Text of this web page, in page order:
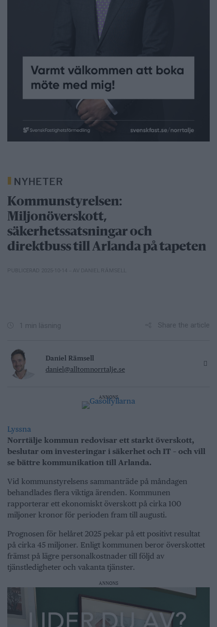
NYHETER
Kommunstyrelsen:
Miljonöverskott,
säkerhetssatsningar och
direktbuss till Arlanda på tapeten
PUBLICERAD 2025-10-14 – AV DANIEL RÄMSELL
1 min läsning Share the article
Daniel Rämsell
daniel@alltomnorrtalje.se
ANNONS
Lyssna
Norrtälje kommun redovisar ett starkt överskott,
beslutar om investeringar i säkerhet och IT – och vill
se bättre kommunikation till Arlanda.
Vid kommunstyrelsens sammanträde på måndagen
behandlades flera viktiga ärenden. Kommunen
rapporterar ett ekonomiskt överskott på cirka 100
miljoner kronor för perioden fram till augusti.
Prognosen för helåret 2025 pekar på ett positivt resultat
på cirka 45 miljoner. Enligt kommunen beror överskottet
främst på lägre personalkostnader till följd av
tjänstledigheter och vakanta tjänster.
ANNONS